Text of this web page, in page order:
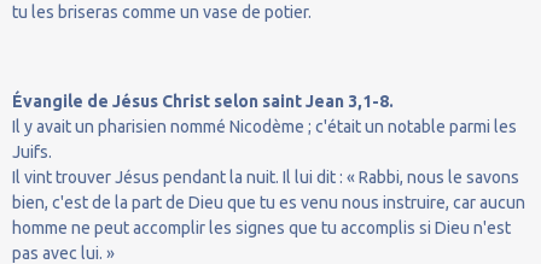
tu les briseras comme un vase de potier.
Évangile de Jésus Christ selon saint Jean 3,1-8.
Il y avait un pharisien nommé Nicodème ; c'était un notable parmi les
Juifs.
Il vint trouver Jésus pendant la nuit. Il lui dit : « Rabbi, nous le savons
bien, c'est de la part de Dieu que tu es venu nous instruire, car aucun
homme ne peut accomplir les signes que tu accomplis si Dieu n'est
pas avec lui. »